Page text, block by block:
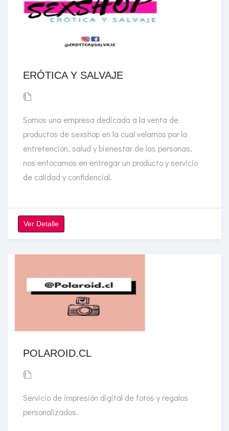
ERÓTICA Y SALVAJE
Somos una empresa dedicada a la venta de
productos de sexshop en la cual velamos por la
entretención, salud y bienestar de las personas,
nos enfocamos en entregar un producto y servicio
de calidad y confidencial.
Ver Detalle
POLAROID.CL
Servicio de impresión digital de fotos y regalos
personalizados.